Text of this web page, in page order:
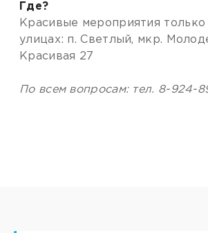
Где?
Красивые мероприятия
улицах: п. Светлый, мкр.
Красивая 27
По всем вопросам: тел. 8-924-